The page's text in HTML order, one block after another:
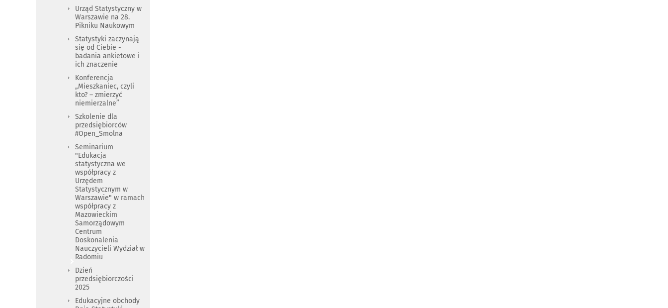
Urząd Statystyczny w
Warszawie na 28.
Pikniku Naukowym
Statystyki zaczynają
się od Ciebie -
badania ankietowe i
ich znaczenie
Konferencja
„Mieszkaniec, czyli
kto? – zmierzyć
niemierzalne”
Szkolenie dla
przedsiębiorców
#Open_Smolna
Seminarium
"Edukacja
statystyczna we
współpracy z
Urzędem
Statystycznym w
Warszawie" w ramach
współpracy z
Mazowieckim
Samorządowym
Centrum
Doskonalenia
Nauczycieli Wydział w
Radomiu
Dzień
przedsiębiorczości
2025
Edukacyjne obchody